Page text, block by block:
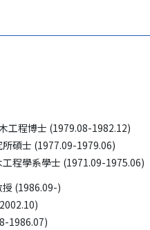
工程博士 (1979.08-1982.12)
碩士 (1977.09-1979.06)
(1986.09-)
1986.07)